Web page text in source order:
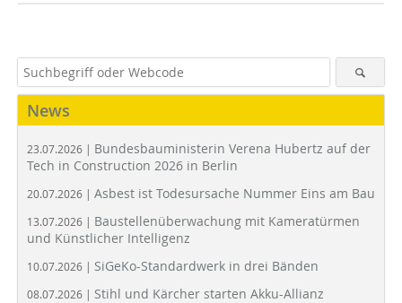
News
23.07.2026 | Bundesbauministerin Verena Hubertz auf der
Tech in Construction 2026 in Berlin
20.07.2026 | Asbest ist Todesursache Nummer Eins am Bau
13.07.2026 | Baustellenüberwachung mit Kameratürmen
und Künstlicher Intelligenz
10.07.2026 | SiGeKo-Standardwerk in drei Bänden
08.07.2026 | Stihl und Kärcher starten Akku-Allianz